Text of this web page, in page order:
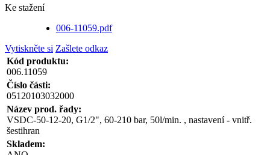
Ke stažení
006-11059.pdf
Vytiskněte si Zašlete odkaz
Kód produktu:
006.11059
Číslo části:
05120103032000
Název prod. řady:
VSDC-50-12-20, G1/2", 60-210 bar, 50l/min. , nastavení - vnitř.
šestihran
Skladem: